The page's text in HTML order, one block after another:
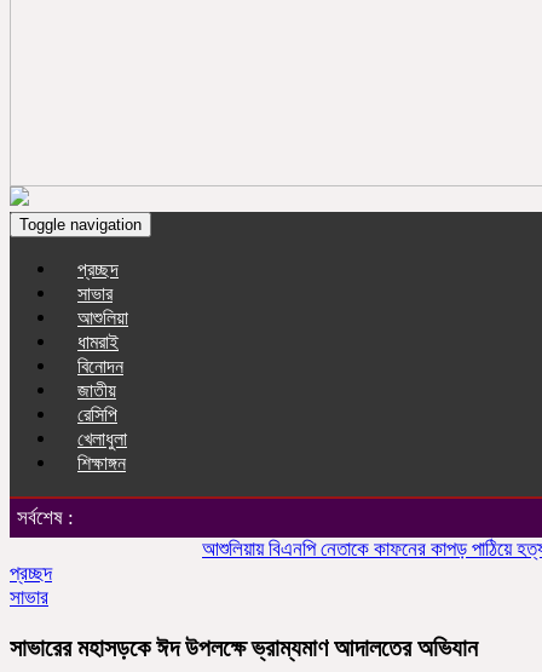
Toggle navigation
প্রচ্ছদ
সাভার
আশুলিয়া
ধামরাই
বিনোদন
জাতীয়
রেসিপি
খেলাধুলা
শিক্ষাঙ্গন
সর্বশেষ :
আশুলিয়ায় বিএনপি নেতাকে কাফনের কাপড় পাঠিয়ে হত্যার
প্রচ্ছদ
সাভার
সাভারের মহাসড়কে ঈদ উপলক্ষে ভ্রাম্যমাণ আদালতের অভিযান